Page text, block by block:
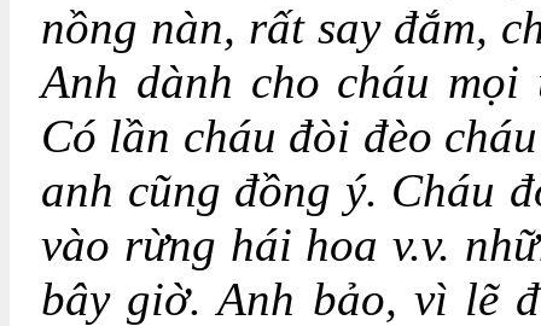
nồng nàn, rất say đắm,
Anh dành cho cháu
Có lần cháu đòi đèo
anh cũng đồng ý. Cháu
vào rừng hái hoa v.v.
bây giờ. Anh bảo, vì lẽ